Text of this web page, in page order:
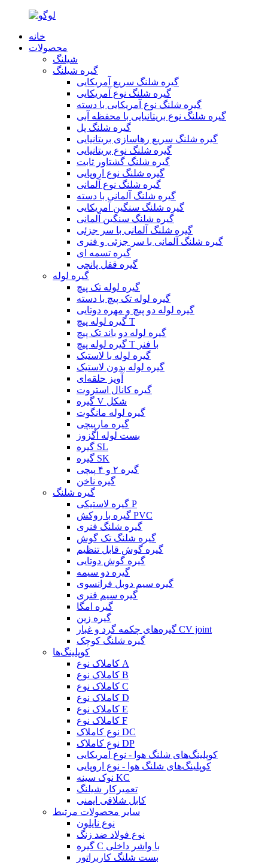
خانه
محصولات
شیلنگ
گیره شیلنگ
گیره شلنگ سریع آمریکایی
گیره شلنگ نوع آمریکایی
گیره شلنگ نوع آمریکایی با دسته
گیره شلنگ نوع بریتانیایی با محفظه آبی
گیره شلنگ پل
گیره شلنگ سریع رهاسازی بریتانیایی
گیره شلنگ نوع بریتانیایی
گیره شلنگ گشتاور ثابت
گیره شلنگ نوع اروپایی
گیره شلنگ نوع آلمانی
گیره شلنگ آلمانی با دسته
گیره شلنگ سنگین آمریکایی
گیره شلنگ سنگین آلمانی
گیره شلنگ آلمانی با سر جزئی
گیره شلنگ آلمانی با سر جزئی و فنری
گیره تسمه ای
گیره قفل پانچی
گیره لوله
گیره لوله تک پیچ
گیره لوله تک پیچ با دسته
گیره لوله دو پیچ و مهره دوتایی
گیره لوله پیچ T
گیره لوله دو باند تک پیچ
گیره لوله پیچ T ​​با فنر
گیره لوله با لاستیک
گیره لوله بدون لاستیک
آویز حلقه‌ای
گیره کانال استروت
گیره V شکل
گیره لوله مانگوت
گیره مارپیچی
بست لوله اگزوز
گیره SL
گیره SK
گیره ۲ و ۴ پیچی
گیره ناخن
گیره شلنگ
گیره لاستیکی P
گیره با روکش PVC
گیره شلنگ فنری
گیره شلنگ تک گوش
گیره گوش قابل تنظیم
گیره گوش دوتایی
گیره دو سیمه
گیره سیم دوبل فرانسوی
گیره سیم فنری
گیره امگا
گیره زین
گیره‌های چکمه گرد و غبار CV joint
گیره شلنگ کوچک
کوپلینگ‌ها
کاملاک نوع A
کاملاک نوع B
کاملاک نوع C
کاملاک نوع D
کاملاک نوع E
کاملاک نوع F
نوع کاملاک DC
نوع کاملاک DP
کوپلینگ‌های شلنگ هوا - نوع آمریکایی
کوپلینگ‌های شلنگ هوا - نوع اروپایی
نوک سینه KC
تعمیرکار شیلنگ
کابل شلاقی ایمنی
سایر محصولات مرتبط
نوع نایلون
نوع فولاد ضد زنگ
گیره C با واشر داخلی
بست شلنگ کاربراتور